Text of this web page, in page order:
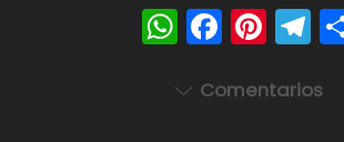
W
h
a
F
a
c
Pi
nt
er
T
el
e
Comentarios